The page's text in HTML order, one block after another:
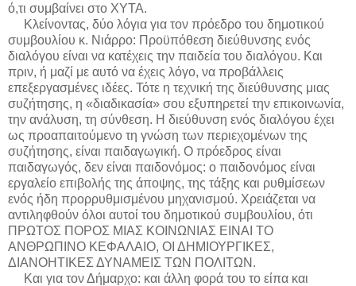
ό,τι συμβαίνει στο ΧΥΤΑ.
Κλείνοντας, δύο λόγια για τον πρόεδρο του δημοτικού
συμβουλίου κ. Νιάρρο: Προϋπόθεση διεύθυνσης ενός
διαλόγου είναι να κατέχεις την παιδεία του διαλόγου. Και
πριν, ή μαζί με αυτό να έχεις λόγο, να προβάλλεις
επεξεργασμένες ιδέες. Τότε η τεχνική της διεύθυνσης μιας
συζήτησης, η «διαδικασία» σου εξυπηρετεί την επικοινωνία,
την ανάλυση, τη σύνθεση. Η διεύθυνση ενός διαλόγου έχει
ως προαπαιτούμενο τη γνώση των περιεχομένων της
συζήτησης, είναι παιδαγωγική. Ο πρόεδρος είναι
παιδαγωγός, δεν είναι παιδονόμος: ο παιδονόμος είναι
εργαλείο επιβολής της άποψης, της τάξης και ρυθμίσεων
ενός ήδη προρρυθμισμένου μηχανισμού. Χρειάζεται να
αντιληφθούν όλοι αυτοί του δημοτικού συμβουλίου, ότι
ΠΡΩΤΟΣ ΠΟΡΟΣ ΜΙΑΣ ΚΟΙΝΩΝΙΑΣ ΕΙΝΑΙ ΤΟ
ΑΝΘΡΩΠΙΝΟ ΚΕΦΑΛΑΙΟ, ΟΙ ΔΗΜΙΟΥΡΓΙΚΕΣ,
ΔΙΑΝΟΗΤΙΚΕΣ ΔΥΝΑΜΕΙΣ ΤΩΝ ΠΟΛΙΤΩΝ.
Και για τον Δήμαρχο: και άλλη φορά του το είπα και